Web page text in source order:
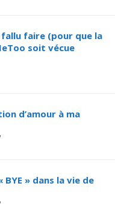
fallu faire (pour que la
soit vécue
d’amour à ma
» dans la vie de